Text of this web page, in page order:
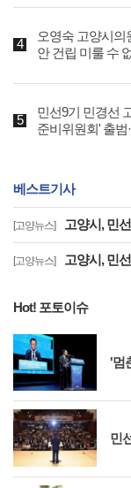
오영숙 고양시의
안 건립 미룰 수
민선9기 민경선
준비위원회' 출범
베스트기사
[고양뉴스] 고양시, 민선9
[고양뉴스] 고양시, 민선9
Hot! 포토이슈
'멈
민